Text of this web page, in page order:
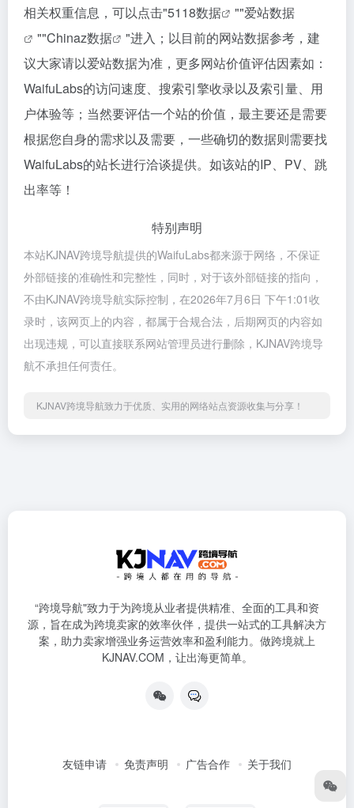
相关权重信息，可以点击"5118数据 ""爱站数据
""Chinaz数据
"进入；以目前的网站数据参考，建
议大家请以爱站数据为准，更多网站价值评估因素如：
WaifuLabs的访问速度、搜索引擎收录以及索引量、用
户体验等；当然要评估一个站的价值，最主要还是需要
根据您自身的需求以及需要，一些确切的数据则需要找
WaifuLabs的站长进行洽谈提供。如该站的IP、PV、跳
出率等！
特别声明
本站KJNAV跨境导航提供的WaifuLabs都来源于网络，不保证
外部链接的准确性和完整性，同时，对于该外部链接的指向，
不由KJNAV跨境导航实际控制，在2026年7月6日 下午1:01收
录时，该网页上的内容，都属于合规合法，后期网页的内容如
出现违规，可以直接联系网站管理员进行删除，KJNAV跨境导
航不承担任何责任。
KJNAV跨境导航致力于优质、实用的网络站点资源收集与分享！
“跨境导航"致力于为跨境从业者提供精准、全面的工具和资
源，旨在成为跨境卖家的效率伙伴，提供一站式的工具解决方
案，助力卖家增强业务运营效率和盈利能力。做跨境就上
KJNAV.COM，让出海更简单。
友链申请 免责声明 广告合作 关于我们